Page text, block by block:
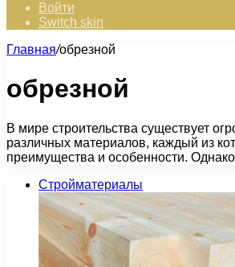
Войти
Switch skin
Главная/обрезной
обрезной
В мире строительства существует
различных материалов, каждый из
преимущества и особенности.
Стройматериалы